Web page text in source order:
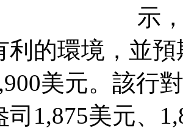
示
利的環境，並
美元。該行
司1,875美元、